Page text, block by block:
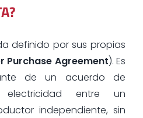
definido por sus propias
Purchase Agreement). Es
de un acuerdo de
entre un
independiente, sin